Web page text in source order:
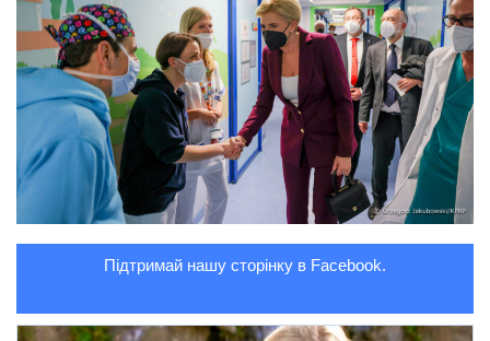
Підтримай нашу сторінку в Facebook.